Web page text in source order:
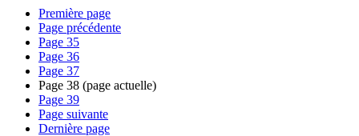
Première page
Page précédente
Page 35
Page 36
Page 37
Page 38 (page actuelle)
Page 39
Page suivante
Dernière page